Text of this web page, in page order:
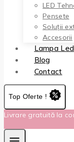
LED
Pensete
Soluții
Accesorii
Lampa Led
Blog
Contact
Top Oferte !
Livrare gratuită la